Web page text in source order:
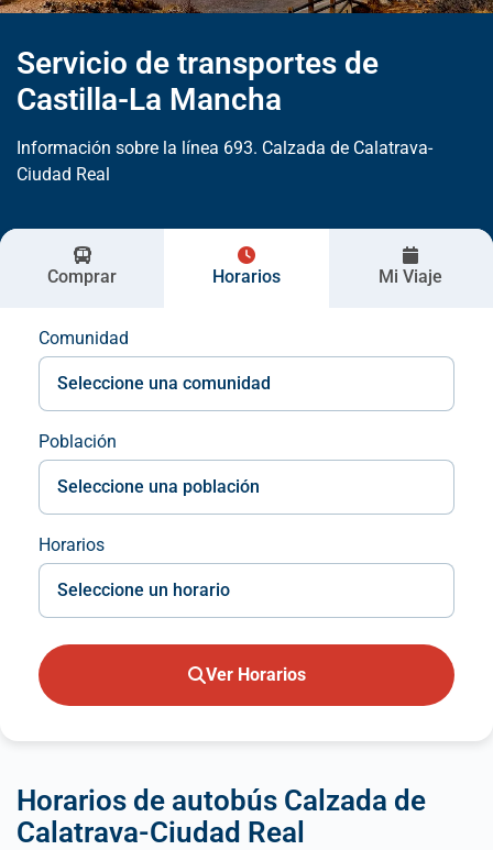
Servicio de transportes de
Castilla-La Mancha
Información sobre la línea 693. Calzada de Calatrava-
Ciudad Real
Comprar Horarios Mi Viaje
Comunidad
Población
Horarios
Ver Horarios
Horarios de autobús Calzada de
Calatrava-Ciudad Real